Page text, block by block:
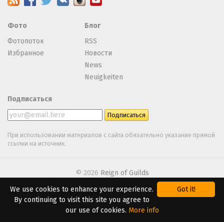
Фото
Фотопоток
Избранное
Блог
RSS
Новости
News
Neuigkeiten
Подписаться
При использовании материалов с сайта обязательно указание прямой
ссылки на источник.
© 2026 Reign of Guilds
We are usingWebasyst Got it!
We use cookies to enhance your experience.
By continuing to visit this site you agree to
our use of cookies. More info